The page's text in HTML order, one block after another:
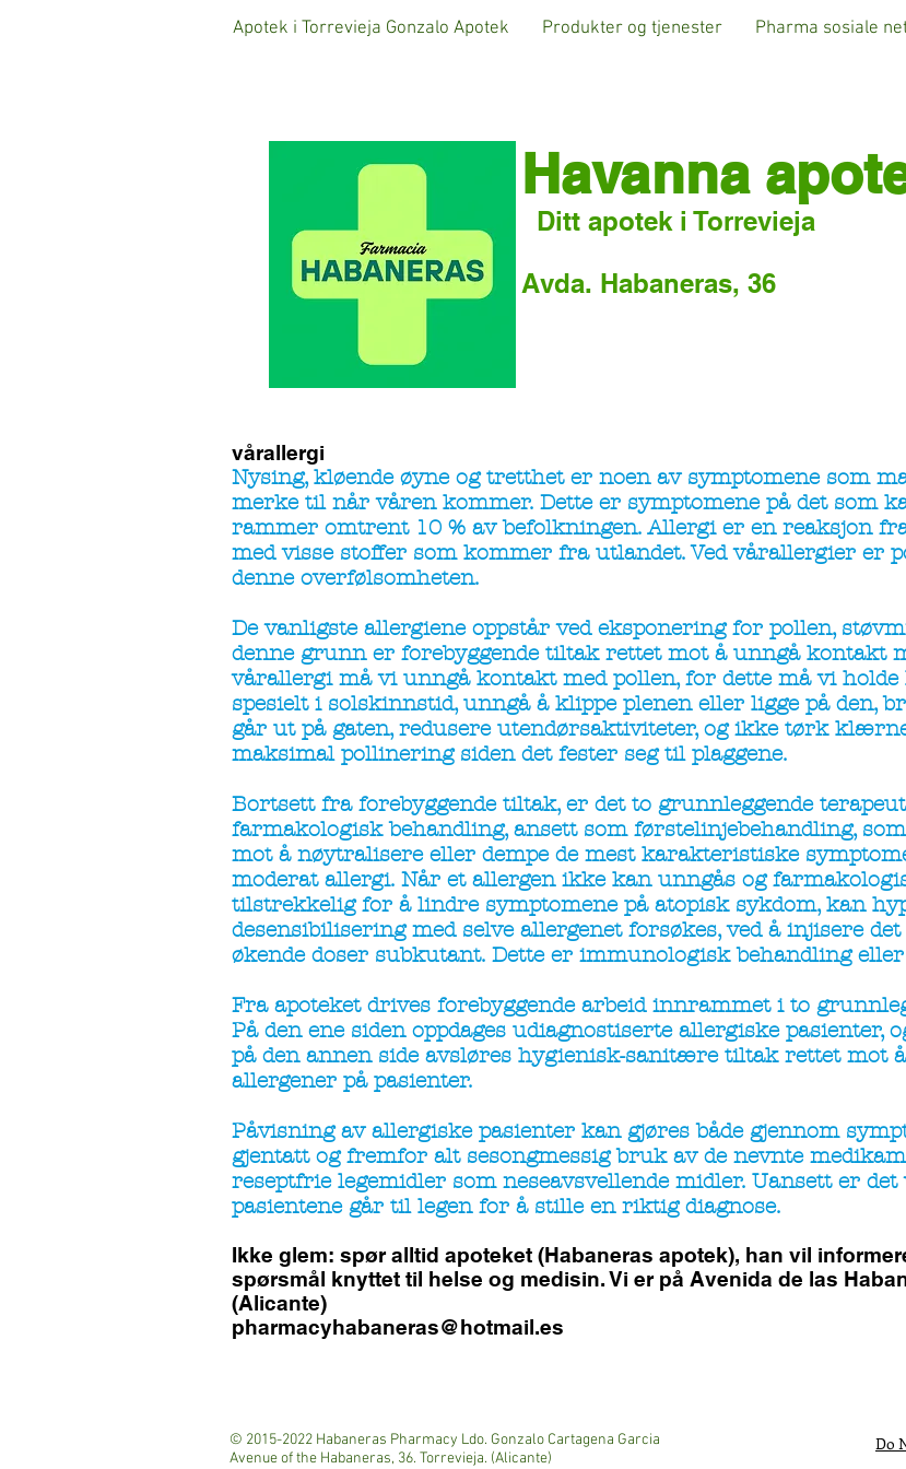
Apotek i Torrevieja Gonzalo Apotek Produkter og tjenester Pharma sosiale
Havanna
Ditt apotek i Torrevieja
Avda. Habaneras, 36
vårallergi
Nysing, kløende øyne og tretthet er noen av symptomene som
merke til når våren kommer. Dette er symptomene på det som
rammer omtrent 10 % av befolkningen. Allergi er en reaksjon
med visse stoffer som kommer fra utlandet. Ved vårallergier er
denne overfølsomheten.
De vanligste allergiene oppstår ved eksponering for pollen,
denne grunn er forebyggende tiltak rettet mot å unngå kontakt
vårallergi må vi unngå kontakt med pollen, for dette må vi
spesielt i solskinnstid, unngå å klippe plenen eller ligge på den,
går ut på gaten, redusere utendørsaktiviteter, og ikke tørk
maksimal pollinering siden det fester seg til plaggene.
Bortsett fra forebyggende tiltak, er det to grunnleggende
farmakologisk behandling, ansett som førstelinjebehandling,
mot å nøytralisere eller dempe de mest karakteristiske
moderat allergi. Når et allergen ikke kan unngås og
tilstrekkelig for å lindre symptomene på atopisk sykdom, kan
desensibilisering med selve allergenet forsøkes, ved å injisere
økende doser subkutant. Dette er immunologisk behandling
Fra apoteket drives forebyggende arbeid innrammet i to
På den ene siden oppdages udiagnostiserte allergiske pasienter,
på den annen side avsløres hygienisk-sanitære tiltak rettet mot
allergener på pasienter.
Påvisning av allergiske pasienter kan gjøres både gjennom
gjentatt og fremfor alt sesongmessig bruk av de nevnte
reseptfrie legemidler som neseavsvellende midler. Uansett er
pasientene går til legen for å stille en riktig diagnose.
Ikke glem: spør alltid apoteket (Habaneras apotek), han vil
spørsmål knyttet til helse og medisin. Vi er på Avenida de las
(Alicante)
pharmacyhabaneras@hotmail.es
© 2015-2022 Habaneras Pharmacy Ldo. Gonzalo Cartagena Garcia
Avenue of the Habaneras, 36. Torrevieja. (Alicante)
Do